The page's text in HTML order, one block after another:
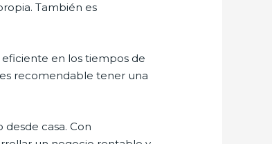
También es
en los tiempos de
recomendable tener una
casa. Con